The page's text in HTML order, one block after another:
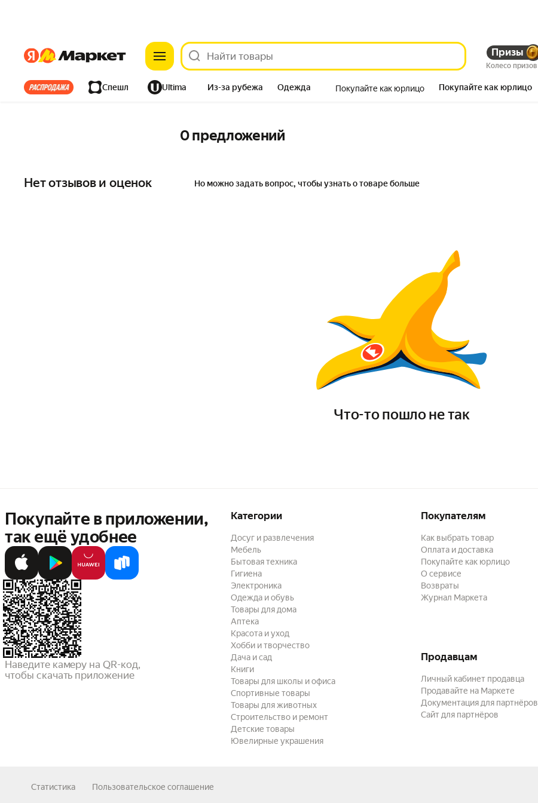
ЯндексЯндекс Призы
Колесо призов
Все хиты Спешл Ultima Из-за рубежа Одежда Покупайте как юрлицо Покупайте как юрлицо
0 предложений
Нет отзывов и оценок Но можно задать вопрос, чтобы узнать о товаре больше
Что-то пошло не так
Покупайте в приложении,
так ещё удобнее
Наведите камеру на QR-код,
чтобы скачать приложение
Категории
Досуг и развлечения
Мебель
Бытовая техника
Гигиена
Электроника
Одежда и обувь
Товары для дома
Аптека
Красота и уход
Хобби и творчество
Дача и сад
Книги
Товары для школы и офиса
Спортивные товары
Товары для животных
Строительство и ремонт
Детские товары
Ювелирные украшения
Покупателям
Как выбрать товар
Оплата и доставка
Покупайте как юрлицо
О сервисе
Возвраты
Журнал Маркета
Продавцам
Личный кабинет продавца
Продавайте на Маркете
Документация для партнёров
Сайт для партнёров
Статистика Пользовательское соглашение